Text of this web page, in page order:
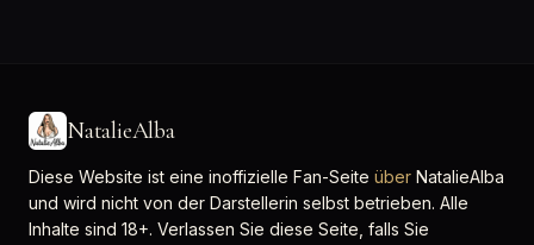
NatalieAlba
Diese Website ist eine inoffizielle Fan-Seite über NatalieAlba
und wird nicht von der Darstellerin selbst betrieben. Alle
Inhalte sind 18+. Verlassen Sie diese Seite, falls Sie